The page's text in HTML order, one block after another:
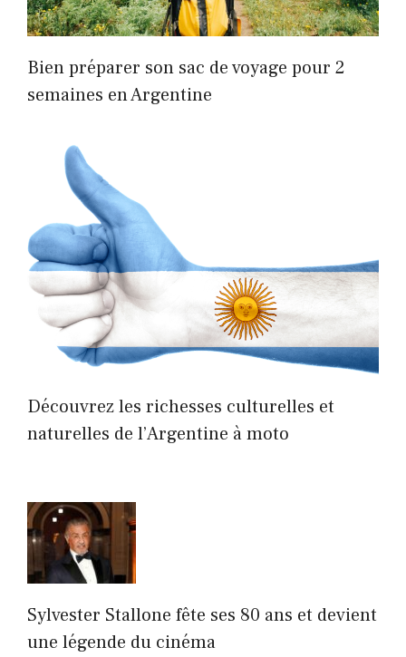
Bien préparer son sac de voyage pour 2
semaines en Argentine
Découvrez les richesses culturelles et
naturelles de l’Argentine à moto
Sylvester Stallone fête ses 80 ans et devient
une légende du cinéma